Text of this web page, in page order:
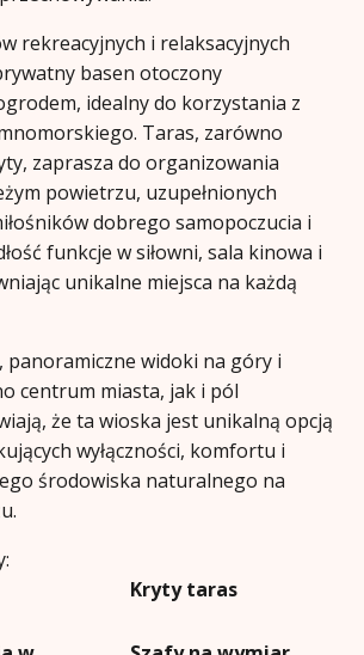
rekreacyjnych i relaksacyjnych
basen otoczony
idealny do korzystania z
Taras, zarówno
zaprasza do organizowania
powietrzu, uzupełnionych
dobrego samopoczucia i
funkcje w siłowni, sala kinowa i
unikalne miejsca na każdą
panoramiczne widoki na góry i
centrum miasta, jak i pól
że ta wioska jest unikalną opcją
wyłączności, komfortu i
środowiska naturalnego na
Kryty taras